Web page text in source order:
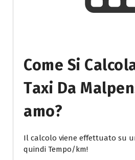
Come Si
Taxi Da
Amo?
Il calcolo viene effettuato su
quindi Tempo/km!